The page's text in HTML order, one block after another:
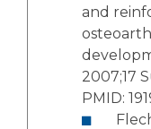
and
2007;17
PMID: